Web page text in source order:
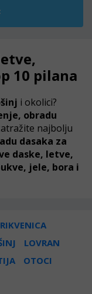
10 pilana
i okolici?
obradu
najbolju
dasaka za
daske, letve,
jele, bora i
LOVRAN
OTOCI